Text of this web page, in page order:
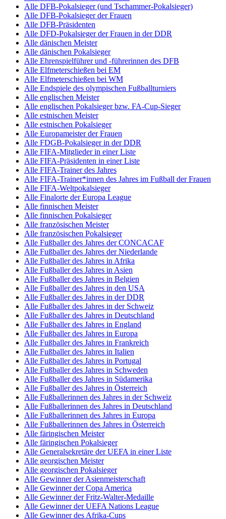
Alle DFB-Pokalsieger (und Tschammer-Pokalsieger)
Alle DFB-Pokalsieger der Frauen
Alle DFB-Präsidenten
Alle DFD-Pokalsieger der Frauen in der DDR
Alle dänischen Meister
Alle dänischen Pokalsieger
Alle Ehrenspielführer und -führerinnen des DFB
Alle Elfmeterschießen bei EM
Alle Elfmeterschießen bei WM
Alle Endspiele des olympischen Fußballturniers
Alle englischen Meister
Alle englischen Pokalsieger bzw. FA-Cup-Sieger
Alle estnischen Meister
Alle estnischen Pokalsieger
Alle Europameister der Frauen
Alle FDGB-Pokalsieger in der DDR
Alle FIFA-Mitglieder in einer Liste
Alle FIFA-Präsidenten in einer Liste
Alle FIFA-Trainer des Jahres
Alle FIFA-Trainer*innen des Jahres im Fußball der Frauen
Alle FIFA-Weltpokalsieger
Alle Finalorte der Europa League
Alle finnischen Meister
Alle finnischen Pokalsieger
Alle französischen Meister
Alle französischen Pokalsieger
Alle Fußballer des Jahres der CONCACAF
Alle Fußballer des Jahres der Niederlande
Alle Fußballer des Jahres in Afrika
Alle Fußballer des Jahres in Asien
Alle Fußballer des Jahres in Belgien
Alle Fußballer des Jahres in den USA
Alle Fußballer des Jahres in der DDR
Alle Fußballer des Jahres in der Schweiz
Alle Fußballer des Jahres in Deutschland
Alle Fußballer des Jahres in England
Alle Fußballer des Jahres in Europa
Alle Fußballer des Jahres in Frankreich
Alle Fußballer des Jahres in Italien
Alle Fußballer des Jahres in Portugal
Alle Fußballer des Jahres in Schweden
Alle Fußballer des Jahres in Südamerika
Alle Fußballer des Jahres in Österreich
Alle Fußballerinnen des Jahres in der Schweiz
Alle Fußballerinnen des Jahres in Deutschland
Alle Fußballerinnen des Jahres in Europa
Alle Fußballerinnen des Jahres in Österreich
Alle färingischen Meister
Alle färingischen Pokalsieger
Alle Generalsekretäre der UEFA in einer Liste
Alle georgischen Meister
Alle georgischen Pokalsieger
Alle Gewinner der Asienmeisterschaft
Alle Gewinner der Copa America
Alle Gewinner der Fritz-Walter-Medaille
Alle Gewinner der UEFA Nations League
Alle Gewinner des Afrika-Cups